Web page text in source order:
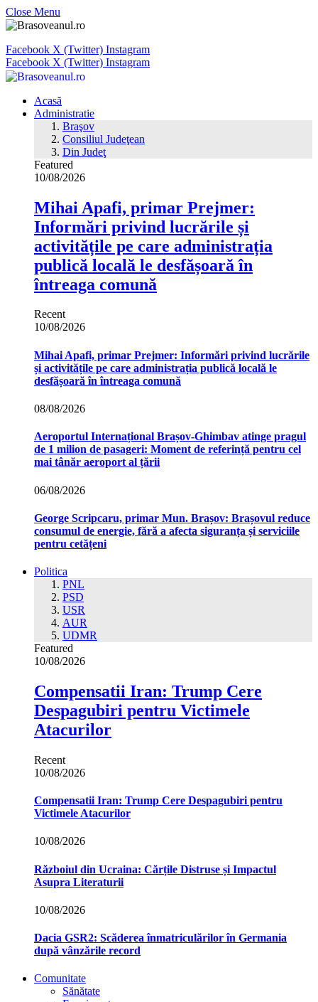
Close Menu
Facebook X (Twitter) Instagram
Facebook X (Twitter) Instagram
Acasă
Administratie
Braşov
Consiliul Judeţean
Din Judeţ
Featured
10/08/2026
Mihai Apafi, primar Prejmer:
Informări privind lucrările și
activitățile pe care administrația
publică locală le desfășoară în
întreaga comună
Recent
10/08/2026
Mihai Apafi, primar Prejmer: Informări privind lucrările
și activitățile pe care administrația publică locală le
desfășoară în întreaga comună
08/08/2026
Aeroportul Internațional Brașov‑Ghimbav atinge pragul
de 1 milion de pasageri: Moment de referință pentru cel
mai tânăr aeroport al țării
06/08/2026
George Scripcaru, primar Mun. Brașov: Brașovul reduce
consumul de energie, fără a afecta siguranța și serviciile
pentru cetățeni
Politica
PNL
PSD
USR
AUR
UDMR
Featured
10/08/2026
Compensatii Iran: Trump Cere
Despagubiri pentru Victimele
Atacurilor
Recent
10/08/2026
Compensatii Iran: Trump Cere Despagubiri pentru
Victimele Atacurilor
10/08/2026
Războiul din Ucraina: Cărțile Distruse și Impactul
Asupra Literaturii
10/08/2026
Dacia GSR2: Scăderea înmatriculărilor în Germania
după vânzările record
Comunitate
Sănătate